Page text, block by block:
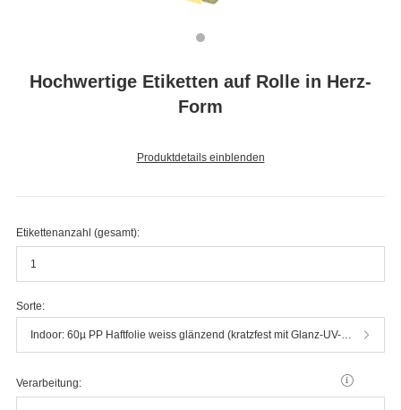
Hochwertige Etiketten auf Rolle in Herz-
Form
Produktdetails einblenden
Etikettenanzahl (gesamt):
Sorte:
Verarbeitung: